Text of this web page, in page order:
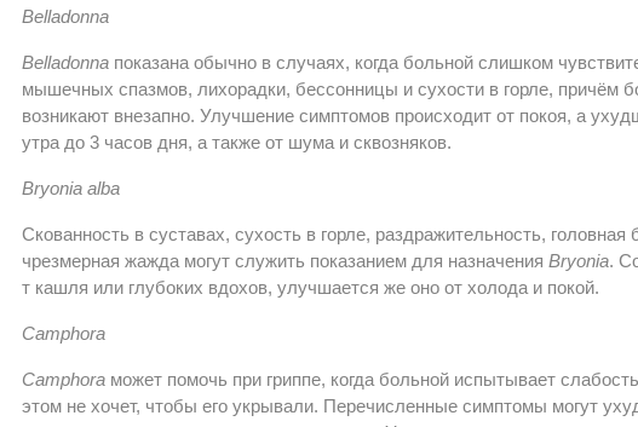
Belladonna
Belladonna показана обычно в случаях, когда больной слишком
мышечных спазмов, лихорадки, бессонницы и сухости в горле, причём
возникают внезапно. Улучшение симптомов происходит от покоя, а
утра до 3 часов дня, а также от шума и сквозняков.
Bryonia alba
Скованность в суставах, сухость в горле, раздражительность,
чрезмерная жажда могут служить показанием для назначения Bryonia.
т кашля или глубоких вдохов, улучшается же оно от холода и покой.
Camphora
Camphora может помочь при гриппе, когда больной испытывает
этом не хочет, чтобы его укрывали. Перечисленные симптомы могут